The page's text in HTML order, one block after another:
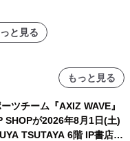
と見る
もっと見る
ツチーム『AXIZ WAVE』
SHOPが2026年8月1日(土)
TSUTAYA 6階 IP書店で